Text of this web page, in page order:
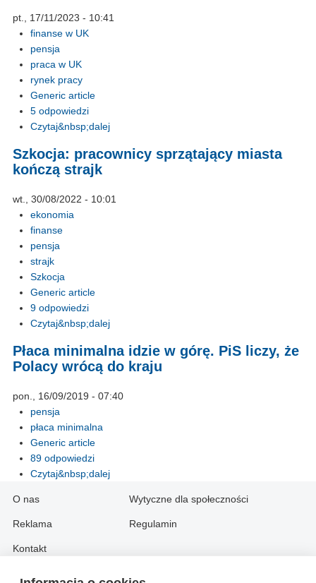
pt., 17/11/2023 - 10:41
finanse w UK
pensja
praca w UK
rynek pracy
Generic article
5 odpowiedzi
Czytaj&nbsp;dalej
Szkocja: pracownicy sprzątający miasta
kończą strajk
wt., 30/08/2022 - 10:01
ekonomia
finanse
pensja
strajk
Szkocja
Generic article
9 odpowiedzi
Czytaj&nbsp;dalej
Płaca minimalna idzie w górę. PiS liczy, że
Polacy wrócą do kraju
pon., 16/09/2019 - 07:40
pensja
płaca minimalna
Generic article
89 odpowiedzi
Czytaj&nbsp;dalej
O nas
Reklama
Kontakt
Wytyczne dla społeczności
Regulamin